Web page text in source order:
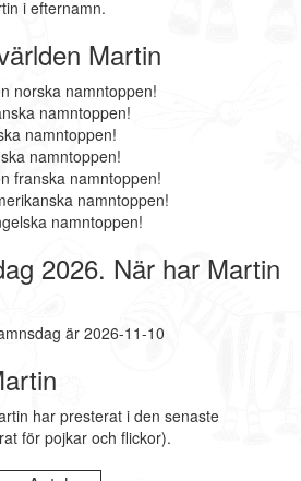
i efternamn.
Martin
norska namntoppen!
namntoppen!
namntoppen!
namntoppen!
franska namntoppen!
namntoppen!
namntoppen!
2026. När har Martin
är 2026-11-10
har presterat i den senaste
för pojkar och flickor).